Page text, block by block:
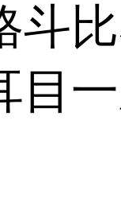
斗比
目